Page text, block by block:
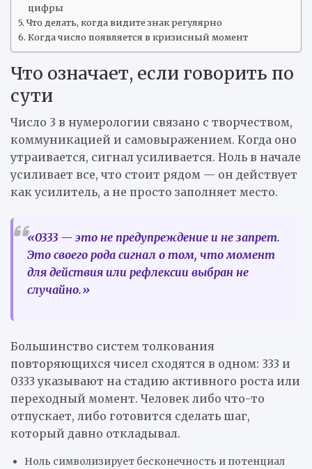
цифры
Что делать, когда видите знак регулярно
Когда число появляется в кризисный момент
Что означает, если говорить по
сути
Число 3 в нумерологии связано с творчеством,
коммуникацией и самовыражением. Когда оно
утраивается, сигнал усиливается. Ноль в начале
усиливает все, что стоит рядом — он действует
как усилитель, а не просто заполняет место.
«0333 — это не предупреждение и не запрет.
Это своего рода сигнал о том, что момент
для действия или рефлексии выбран не
случайно.»
Большинство систем толкования
повторяющихся чисел сходятся в одном: 333 и
0333 указывают на стадию активного роста или
переходный момент. Человек либо что-то
отпускает, либо готовится сделать шаг,
который давно откладывал.
Ноль символизирует бесконечность и потенциал